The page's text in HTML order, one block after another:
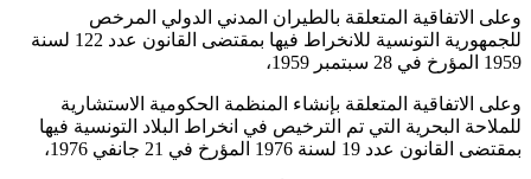
وعلى الاتفاقية المتعلقة بالطيران المدني الدولي المرخص
للجمهورية التونسية للانخراط فيها بمقتضى القانون عدد 122 لسنة
1959 المؤرخ في 28 سبتمبر 1959،
وعلى الاتفاقية المتعلقة بإنشاء المنظمة الحكومية الاستشارية
للملاحة البحرية التي تم الترخيص في انخراط البلاد التونسية فيها
بمقتضى القانون عدد 19 لسنة 1976 المؤرخ في 21 جانفي 1976،